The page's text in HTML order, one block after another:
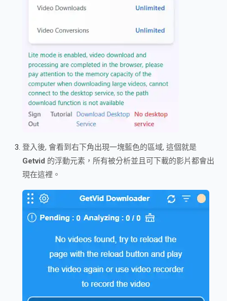
登入後, 會看到右下角出現一塊藍色的區域, 這個就是
Getvid 的浮動元素，所有被分析並且可下載的影片都會出
現在這裡。